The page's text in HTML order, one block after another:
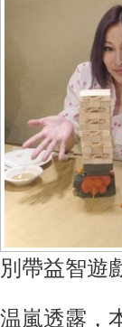
別帶益智遊
温嵐透露，